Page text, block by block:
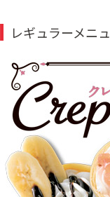
レギュラーメニ